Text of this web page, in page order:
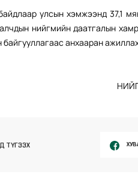
улсын хэмжээнд 37,1
нийгмийн даатгалын
байгууллагаас анхааран
ТҮГЭЭХ